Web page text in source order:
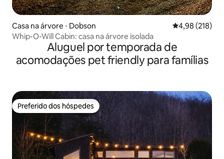
Casa na árvore ⋅ Dobson 4,98 de uma
4,98 (218)
Whip-O-Will Cabin: casa na árvore isolada
Aluguel por temporada de
acomodações pet friendly para famílias
Preferido dos hóspedes
Preferido dos hóspedes